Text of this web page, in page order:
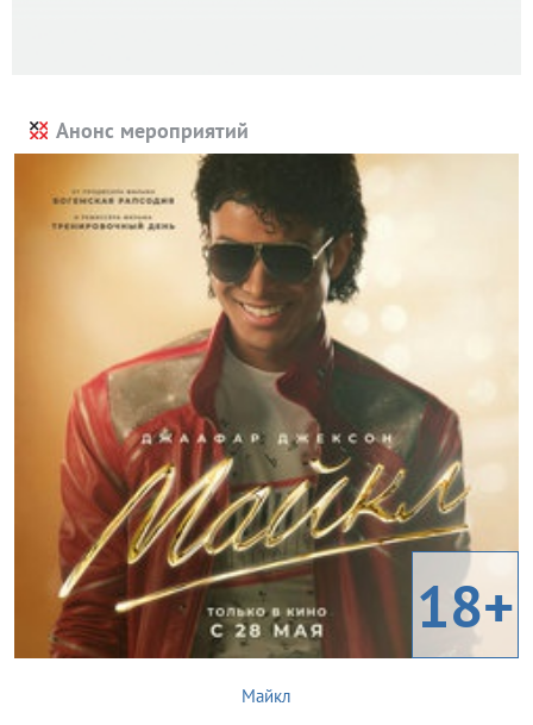
Анонс мероприятий
18+
Майкл